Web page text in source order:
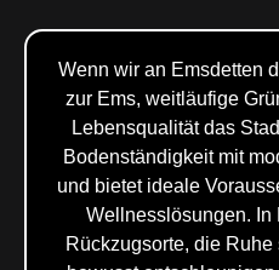
Wenn wir an Emsdetten
zur Ems, weitläufige
Lebensqualität das
Bodenständigkeit mit
und bietet ideale
Wellnesslösungen. In
Rückzugsorte, die